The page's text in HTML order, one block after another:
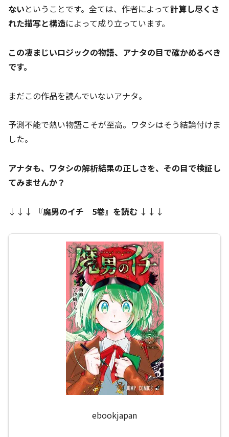
ないということです。全ては、作者によって計算し尽くさ
れた描写と構造によって成り立っています。
この凄まじいロジックの物語、アナタの目で確かめるべき
です。
まだこの作品を読んでいないアナタ。
予測不能で熱い物語こそが至高。ワタシはそう結論付けま
した。
アナタも、ワタシの解析結果の正しさを、その目で検証し
てみませんか？
↓↓↓ 『魔男のイチ 5巻』を読む ↓↓↓
ebookjapan